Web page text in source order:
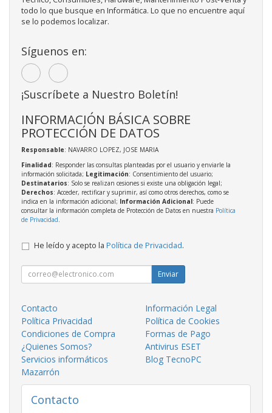
todo lo que busque en Informática. Lo que no encuentre aquí
se lo podemos localizar.
Síguenos en:
¡Suscríbete a Nuestro Boletín!
INFORMACIÓN BÁSICA SOBRE
PROTECCIÓN DE DATOS
Responsable: NAVARRO LOPEZ, JOSE MARIA
Finalidad: Responder las consultas planteadas por el usuario y enviarle la
información solicitada; Legitimación: Consentimiento del usuario;
Destinatarios: Solo se realizan cesiones si existe una obligación legal;
Derechos: Acceder, rectificar y suprimir, así como otros derechos, como se
indica en la información adicional; Información Adicional: Puede
consultar la información completa de Protección de Datos en nuestra Política
de Privacidad
He leído y acepto la Política de Privacidad.
Enviar
Contacto
Información Legal
Política Privacidad
Política de Cookies
Condiciones de Compra
Formas de Pago
¿Quienes Somos?
Antivirus ESET
Servicios informáticos
Mazarrón
Blog TecnoPC
Contacto